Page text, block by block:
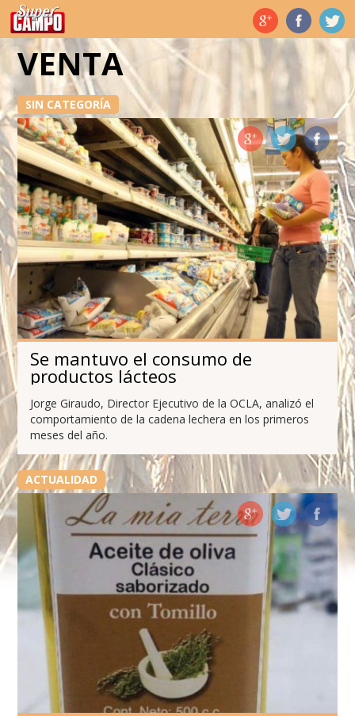
Temas de hoy
VENTA
SIN CATEGORÍA
Se mantuvo el consumo de
productos lácteos
Jorge Giraudo, Director Ejecutivo de la OCLA, analizó el
comportamiento de la cadena lechera en los primeros
meses del año.
ACTUALIDAD